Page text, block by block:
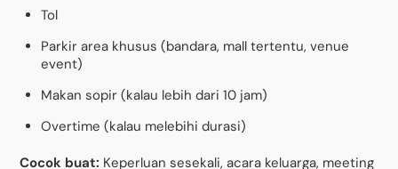
Tol
Parkir area khusus (bandara, mall tertentu, venue
event)
Makan sopir (kalau lebih dari 10 jam)
Overtime (kalau melebihi durasi)
Cocok buat: Keperluan sesekali, acara keluarga, meeting